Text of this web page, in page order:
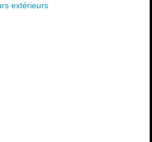
extérieurs